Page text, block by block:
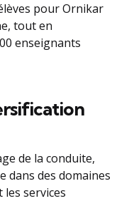
pour Ornikar
tout en
enseignants
de la conduite,
dans des domaines
les services